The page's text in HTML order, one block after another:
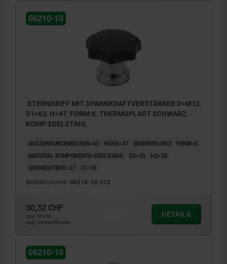
06210-10
STERNGRIFF MIT SPANNKRAFTVERSTÄRKER D=M12,
D1=63, H=47, FORM:K, THERMOPLAST SCHWARZ,
KOMP:EDELSTAHL
AUSSENDURCHMESSER=63 HÖHE=47 GEWINDE=M12
FORM=K
MATERIAL KOMPONENTE=EDELSTAHL
D2=35
H2=28
GEWINDETIEFE=27 T1=10
Bestellnummer: 06210-10-312
30,32 CHF
zzgl. MwSt.
zzgl. Versandkosten
DETAILS
06210-10